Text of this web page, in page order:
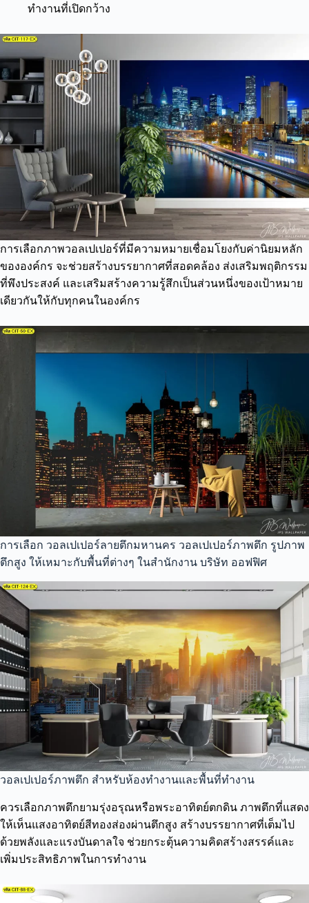
ทำงานที่เปิดกว้าง
การเลือกภาพวอลเปเปอร์ที่มีความหมายเชื่อมโยงกับค่านิยมหลัก
ขององค์กร จะช่วยสร้างบรรยากาศที่สอดคล้อง ส่งเสริมพฤติกรรม
ที่พึงประสงค์ และเสริมสร้างความรู้สึกเป็นส่วนหนึ่งของเป้าหมาย
เดียวกันให้กับทุกคนในองค์กร
การเลือก วอลเปเปอร์ลายตึกมหานคร วอลเปเปอร์ภาพตึก รูปภาพ
ตึกสูง ให้เหมาะกับพื้นที่ต่างๆ ในสำนักงาน บริษัท ออฟฟิศ
วอลเปเปอร์ภาพตึก สำหรับห้องทำงานและพื้นที่ทำงาน
ควรเลือกภาพตึกยามรุ่งอรุณหรือพระอาทิตย์ตกดิน ภาพตึกที่แสดง
ให้เห็นแสงอาทิตย์สีทองส่องผ่านตึกสูง สร้างบรรยากาศที่เต็มไป
ด้วยพลังและแรงบันดาลใจ ช่วยกระตุ้นความคิดสร้างสรรค์และ
เพิ่มประสิทธิภาพในการทำงาน